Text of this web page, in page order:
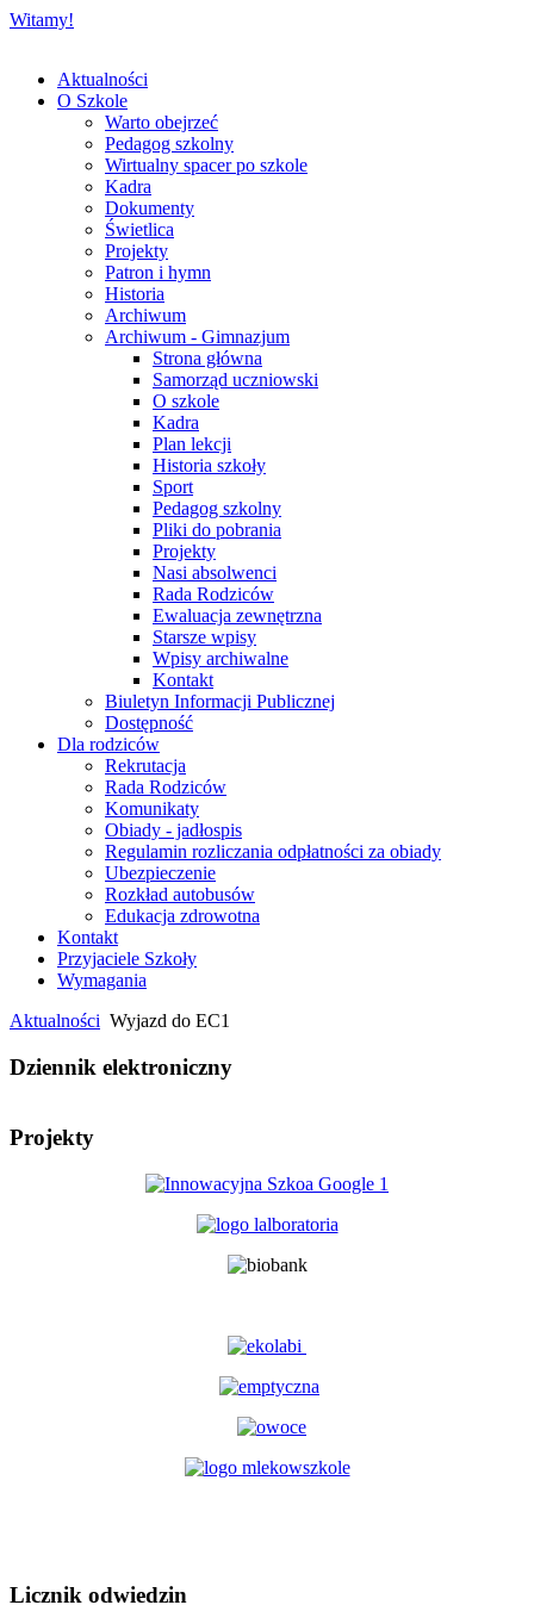
Witamy!
Aktualności
O Szkole
Warto obejrzeć
Pedagog szkolny
Wirtualny spacer po szkole
Kadra
Dokumenty
Świetlica
Projekty
Patron i hymn
Historia
Archiwum
Archiwum - Gimnazjum
Strona główna
Samorząd uczniowski
O szkole
Kadra
Plan lekcji
Historia szkoły
Sport
Pedagog szkolny
Pliki do pobrania
Projekty
Nasi absolwenci
Rada Rodziców
Ewaluacja zewnętrzna
Starsze wpisy
Wpisy archiwalne
Kontakt
Biuletyn Informacji Publicznej
Dostępność
Dla rodziców
Rekrutacja
Rada Rodziców
Komunikaty
Obiady - jadłospis
Regulamin rozliczania odpłatności za obiady
Ubezpieczenie
Rozkład autobusów
Edukacja zdrowotna
Kontakt
Przyjaciele Szkoły
Wymagania
Aktualności Wyjazd do EC1
Dziennik elektroniczny
Projekty
Licznik odwiedzin